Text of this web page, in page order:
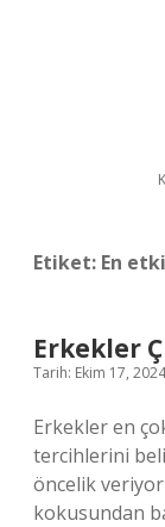
Etiket: En
Erkekler
Tarih: Ekim 17, 2024
Erkekler en
tercihlerini
öncelik
kokusundan